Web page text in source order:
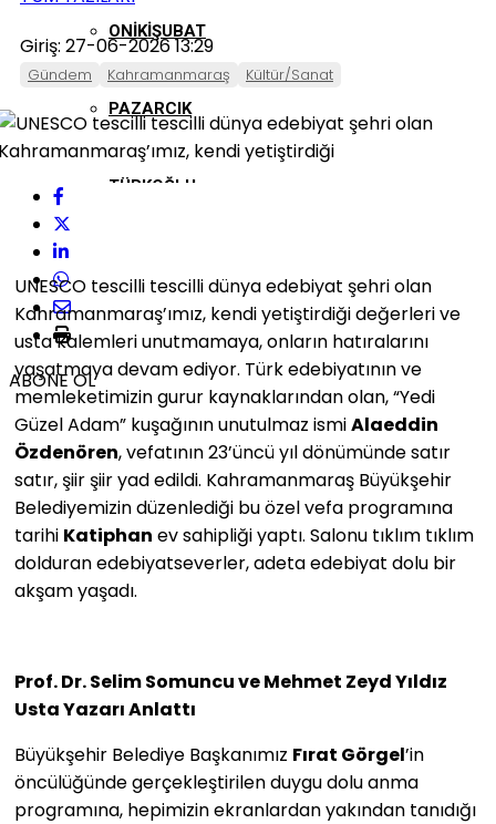
ONIKIŞUBAT
PAZARCIK
TÜRKOĞLU
Giriş: 27-06-2026 13:29
Gündem Kahramanmaraş Kültür/Sanat
ABONE OL
UNESCO tescilli tescilli dünya edebiyat şehri olan
Kahramanmaraş’ımız, kendi yetiştirdiği değerleri ve
usta kalemleri unutmamaya, onların hatıralarını
yaşatmaya devam ediyor. Türk edebiyatının ve
memleketimizin gurur kaynaklarından olan, “Yedi
Güzel Adam” kuşağının unutulmaz ismiAlaeddin
Özdenören, vefatının 23’üncü yıl dönümünde satır
satır, şiir şiir yad edildi. Kahramanmaraş Büyükşehir
Belediyemizin düzenlediği bu özel vefa programına
tarihi Katiphan ev sahipliği yaptı. Salonu tıklım tıklım
dolduran edebiyatseverler, adeta edebiyat dolu bir
akşam yaşadı.
Prof. Dr. Selim Somuncu ve Mehmet Zeyd Yıldız
Usta Yazarı Anlattı
Büyükşehir Belediye Başkanımız Fırat Görgel’in
öncülüğünde gerçekleştirilen duygu dolu anma
programına, hepimizin ekranlardan yakından tanıdığı